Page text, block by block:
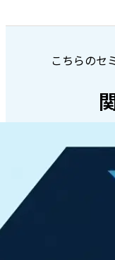
こちらのセ